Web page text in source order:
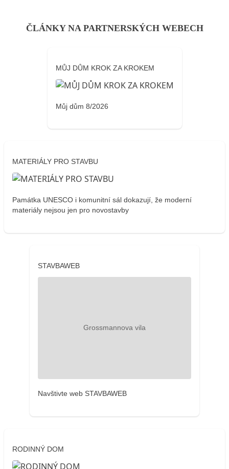
ČLÁNKY NA PARTNERSKÝCH WEBECH
MŮJ DŮM KROK ZA KROKEM
Můj dům 8/2026
MATERIÁLY PRO STAVBU
Památka UNESCO i komunitní sál dokazují, že moderní
materiály nejsou jen pro novostavby
STAVBAWEB
Navštivte web STAVBAWEB
RODINNÝ DOM